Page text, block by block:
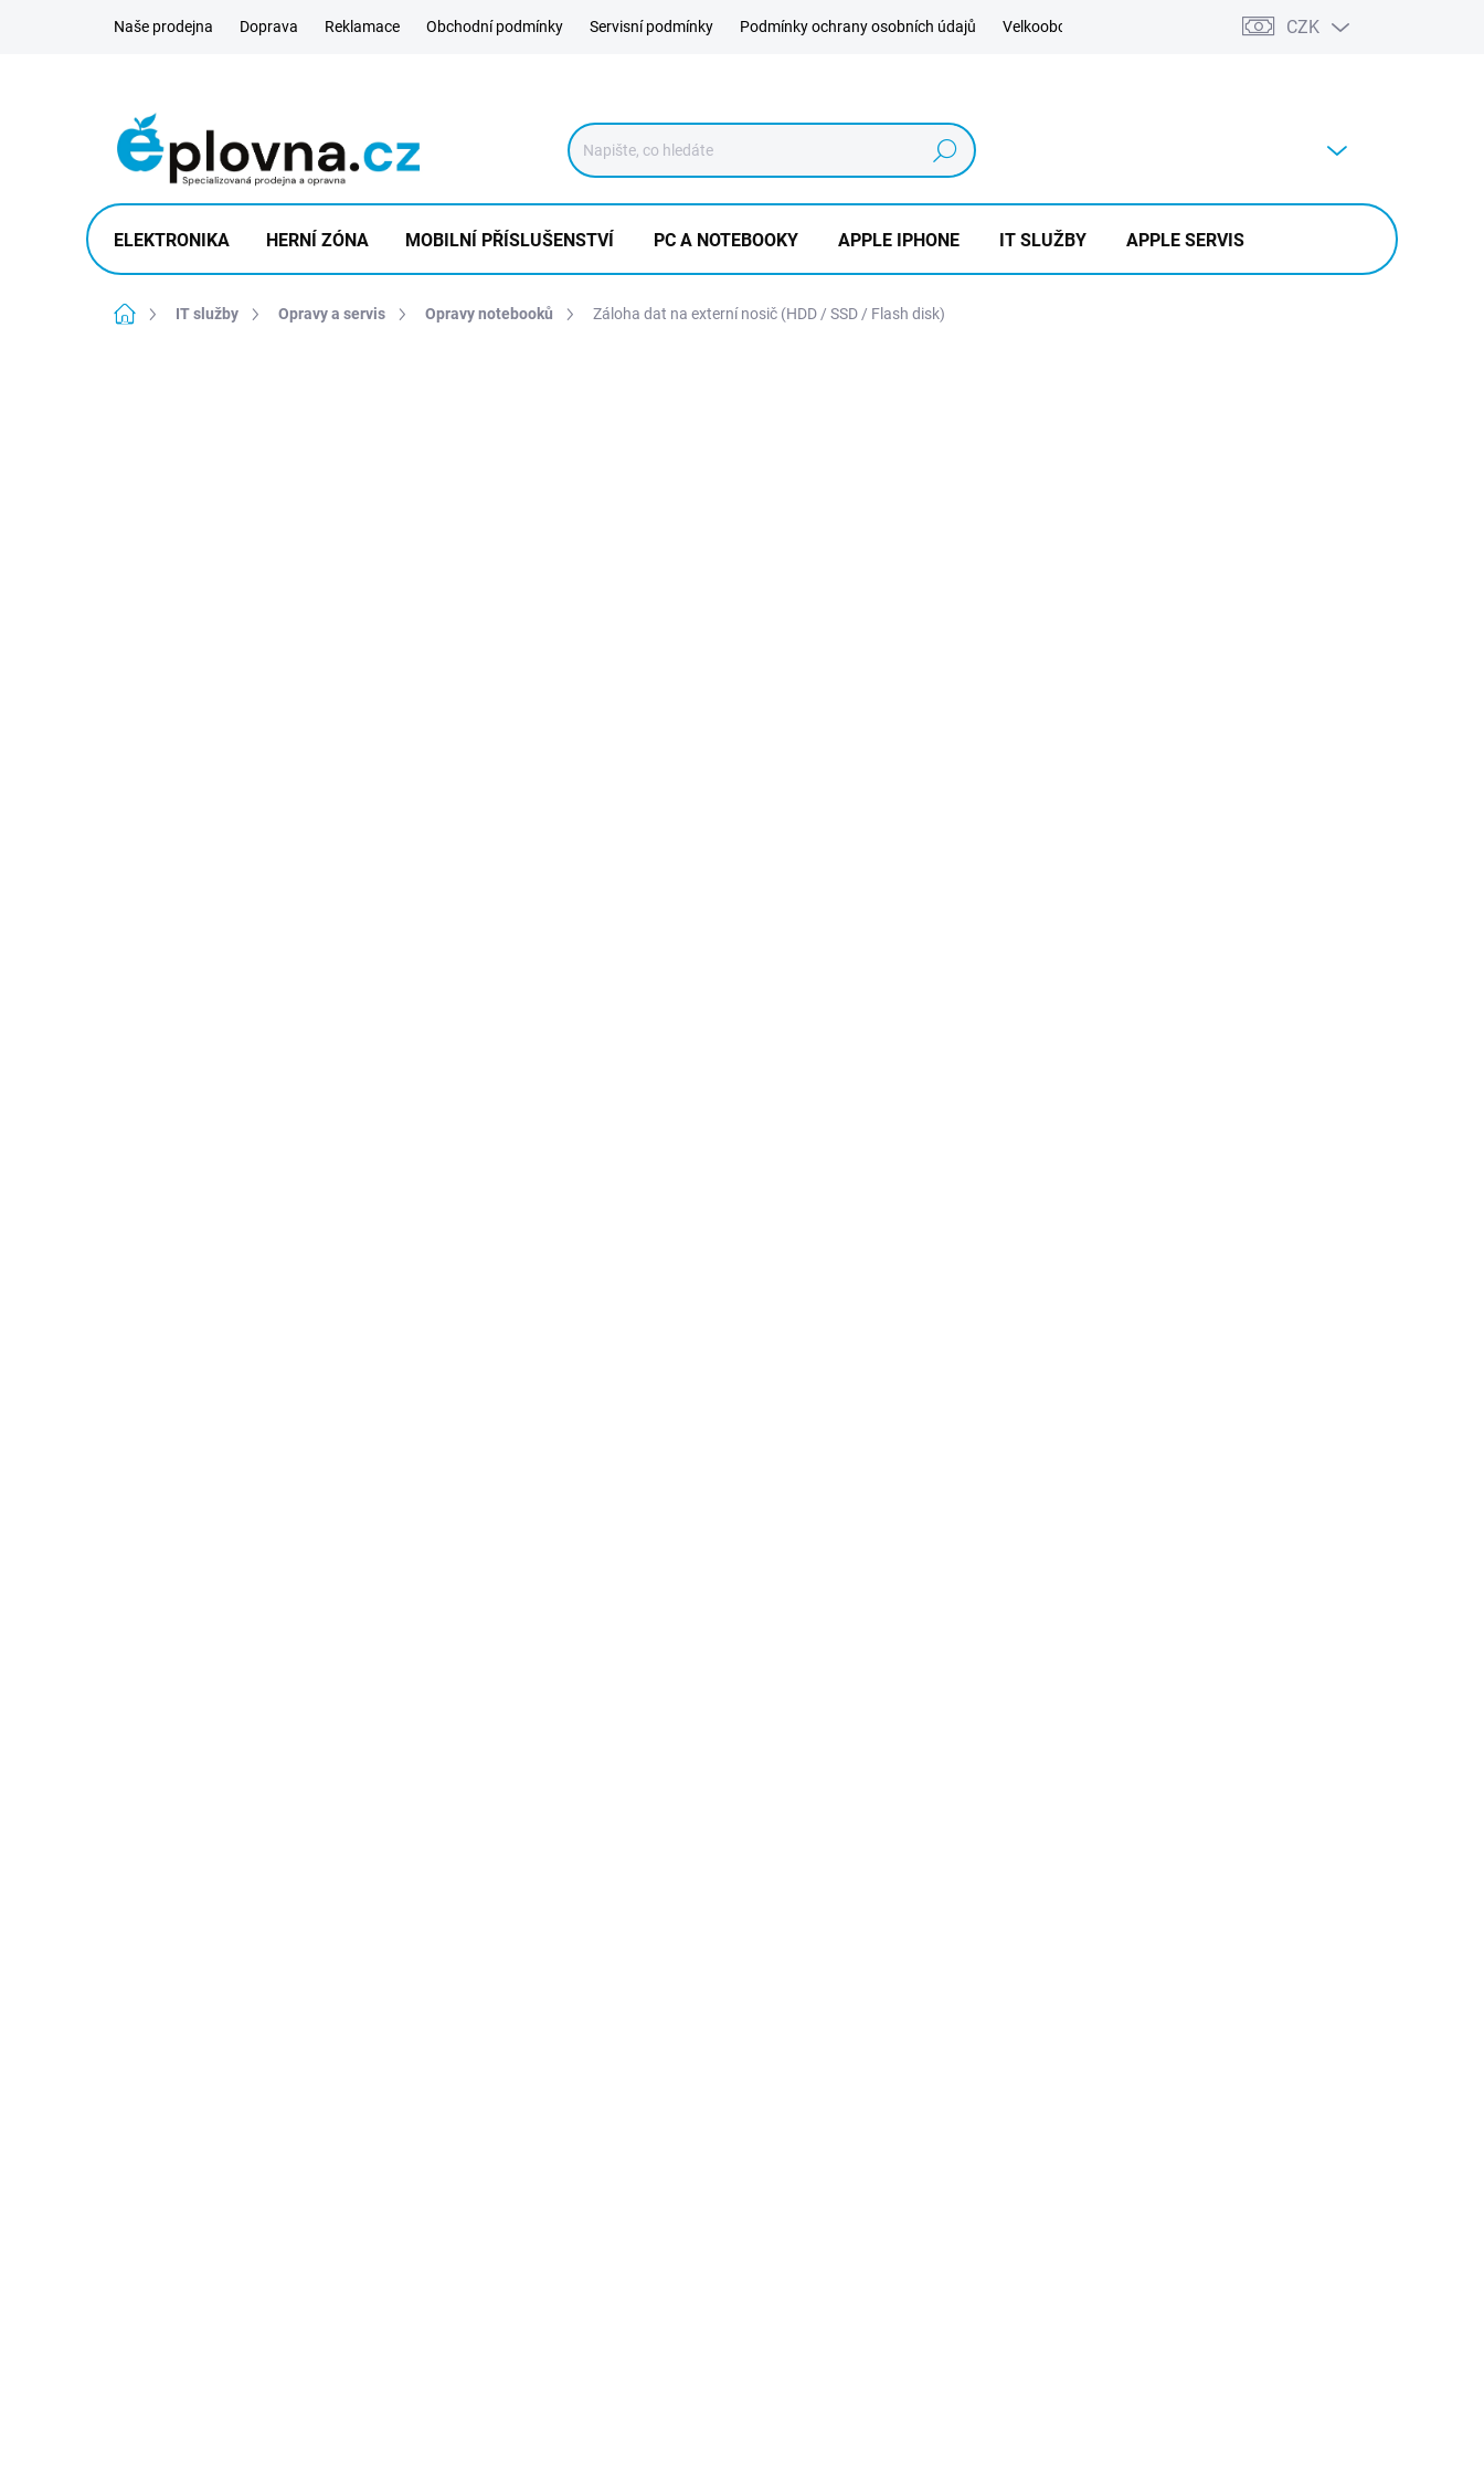
Naše prodejna Doprava Reklamace Obchodní podmínky Servisní podmínky Podmínky ochrany osobních údajů Velkoobchod Výkup CZK
Hledat
ELEKTRONIKA HERNÍ ZÓNA MOBILNÍ PŘÍSLUŠENSTVÍ PC A NOTEBOOKY APPLE IPHONE IT SLUŽBY APPLE SERVIS
Domů IT služby Opravy a servis Opravy notebooků Záloha dat na externí nosič (HDD / SSD / Flash disk)